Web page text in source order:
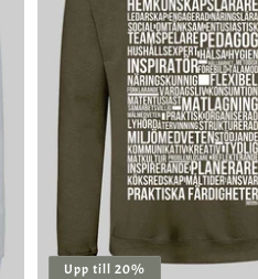
Upp till 20%